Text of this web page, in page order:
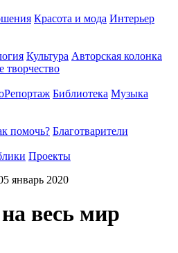
Красота и мода Интерьер
Культура Авторская колонка
творчество
Библиотека Музыка
помочь? Благотварители
Проекты
январь 2020
весь мир